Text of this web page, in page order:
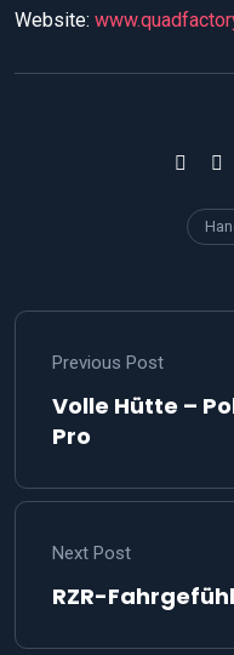
Website:
Previous Post
Volle Hütte –
Pro
Next Post
RZR-